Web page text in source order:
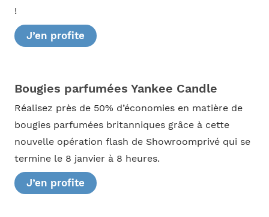
!
J’en profite
Bougies parfumées Yankee Candle
Réalisez près de 50% d’économies en matière de
bougies parfumées britanniques grâce à cette
nouvelle opération flash de Showroomprivé qui se
termine le 8 janvier à 8 heures.
J’en profite